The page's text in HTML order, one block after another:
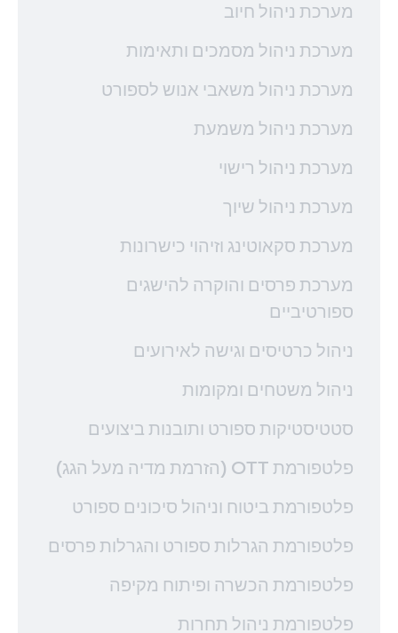
מערכת ניהול חיוב
מערכת ניהול מסמכים ותאימות
מערכת ניהול משאבי אנוש לספורט
מערכת ניהול משמעת
מערכת ניהול רישוי
מערכת ניהול שיוך
מערכת סקאוטינג וזיהוי כישרונות
מערכת פרסים והוקרה להישגים
ספורטיביים
ניהול כרטיסים וגישה לאירועים
ניהול משטחים ומקומות
סטטיסטיקות ספורט ותובנות ביצועים
פלטפורמת OTT (הזרמת מדיה מעל הגג)
פלטפורמת ביטוח וניהול סיכונים ספורט
פלטפורמת הגרלות ספורט והגרלות פרסים
פלטפורמת הכשרה ופיתוח מקיפה
פלטפורמת ניהול תחרות